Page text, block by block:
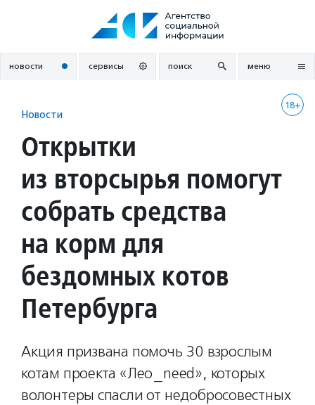
новости сервисы поиск меню
18+
Новости
Открытки
из вторсырья помогут
собрать средства
на корм для
бездомных котов
Петербурга
Акция призвана помочь 30 взрослым
котам проекта «Лео_need», которых
волонтеры спасли от недобросовестных